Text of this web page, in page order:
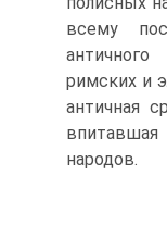
всему
римских и
античная
народов.